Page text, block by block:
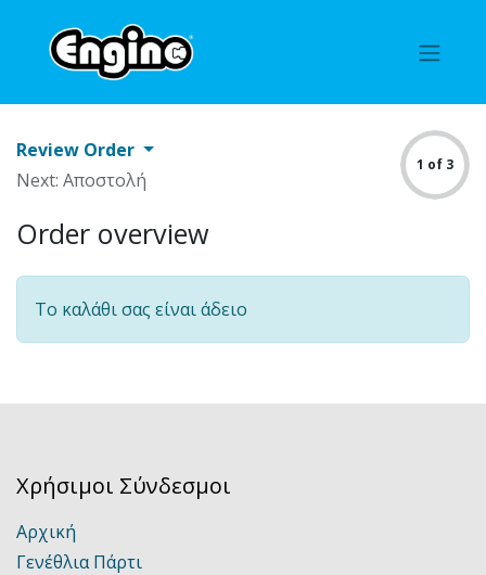
Review Order
Next: Αποστολή
1 of 3
Order overview
Το καλάθι σας είναι άδειο
Χρήσιμοι Σύνδεσμοι
Αρχική
Γενέθλια Πάρτι